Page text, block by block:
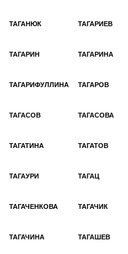
ТАГАНЮК ТАГАРИЕВ
ТАГАРИН ТАГАРИНА
ТАГАРИФУЛЛИНА ТАГАРОВ
ТАГАСОВ ТАГАСОВА
ТАГАТИНА ТАГАТОВ
ТАГАУРИ ТАГАЦ
ТАГАЧЕНКОВА ТАГАЧИК
ТАГАЧИНА ТАГАШЕВ